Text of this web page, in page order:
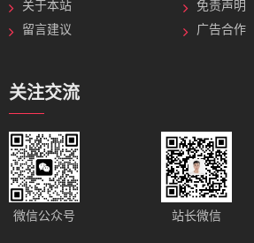
关于本站
免责声明
留言建议
广告合作
关注交流
微信公众号 站长微信